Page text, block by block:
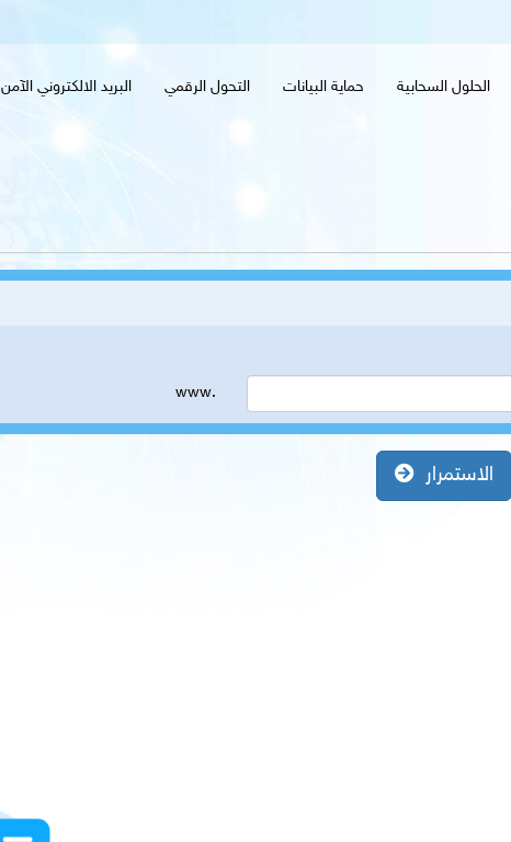
الحلول السحابية حماية البيانات التحول الرقمي البريد الالكتروني الآمن
www.
الاستمرار